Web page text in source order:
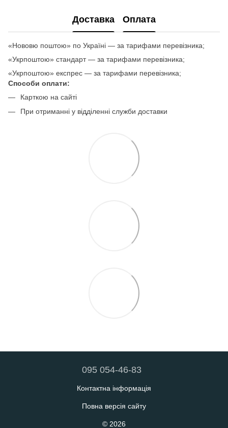
Доставка Оплата
«Нововю поштою» по Україні — за тарифами перевізника;
«Укрпоштою» стандарт — за тарифами перевізника;
«Укрпоштою» експрес — за тарифами перевізника;
Способи оплати:
Карткою на сайті
При отриманні у відділенні служби доставки
095 054-46-83
Контактна інформація
Повна версія сайту
© 2026